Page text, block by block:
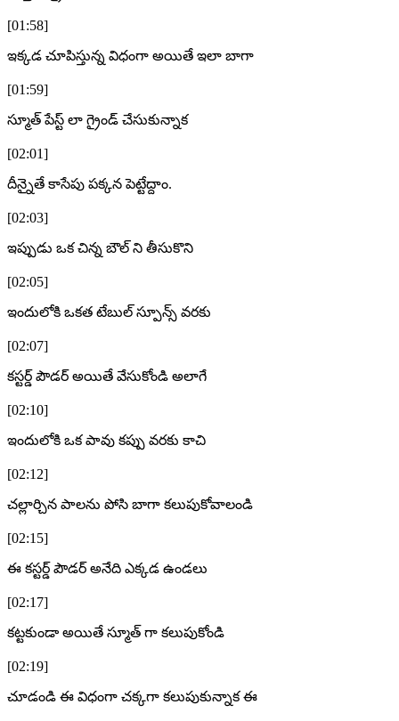
[01:58]
ఇక్కడ చూపిస్తున్న విధంగా అయితే ఇలా బాగా
[01:59]
స్మూత్ పేస్ట్ లా గ్రైండ్ చేసుకున్నాక
[02:01]
దీన్నైతే కాసేపు పక్కన పెట్టేద్దాం.
[02:03]
ఇప్పుడు ఒక చిన్న బౌల్ ని తీసుకొని
[02:05]
ఇందులోకి ఒకత టేబుల్ స్పూన్స్ వరకు
[02:07]
కస్టర్డ్ పౌడర్ అయితే వేసుకోండి అలాగే
[02:10]
ఇందులోకి ఒక పావు కప్పు వరకు కాచి
[02:12]
చల్లార్చిన పాలను పోసి బాగా కలుపుకోవాలండి
[02:15]
ఈ కస్టర్డ్ పౌడర్ అనేది ఎక్కడ ఉండలు
[02:17]
కట్టకుండా అయితే స్మూత్ గా కలుపుకోండి
[02:19]
చూడండి ఈ విధంగా చక్కగా కలుపుకున్నాక ఈ